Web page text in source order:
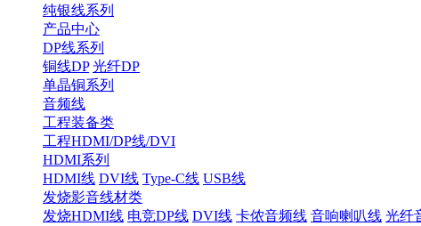
纯银线系列
产品中心
DP线系列
铜线DP 光纤DP
单晶铜系列
音频线
工程装备类
工程HDMI/DP线/DVI
HDMI系列
HDMI线 DVI线 Type-C线 USB线
发烧影音线材类
发烧HDMI线 电竞DP线 DVI线 卡侬音频线 音响喇叭线 光纤